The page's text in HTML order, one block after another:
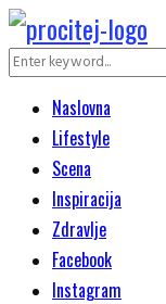
Search
Naslovna
Lifestyle
Scena
Inspiracija
Zdravlje
Facebook
Instagram